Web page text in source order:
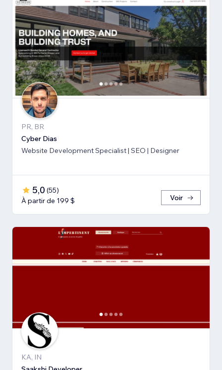
PR, BR
Cyber Dias
Website Development Specialist | SEO | Designer
5,0 (55)
À partir de 199 $
Voir
KA, IN